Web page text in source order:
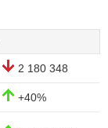
2 180 348
+40%